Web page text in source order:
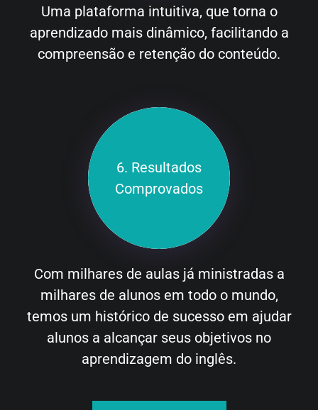
Uma plataforma intuitiva, que torna o
aprendizado mais dinâmico, facilitando a
compreensão e retenção do conteúdo.
6. Resultados
Comprovados
Com milhares de aulas já ministradas a
milhares de alunos em todo o mundo,
temos um histórico de sucesso em ajudar
alunos a alcançar seus objetivos no
aprendizagem do inglês.